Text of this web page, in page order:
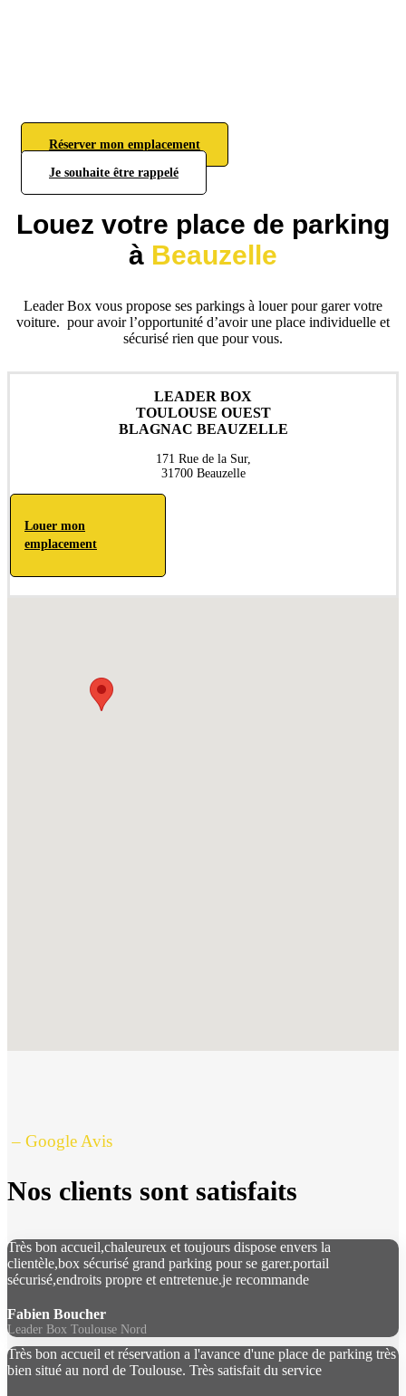
Réserver mon emplacement
Je souhaite être rappelé
Louez votre place de parking
à Beauzelle
Leader Box vous propose ses parkings à louer pour garer votre
voiture. pour avoir l’opportunité d’avoir une place individuelle et
sécurisé rien que pour vous.
LEADER BOX
TOULOUSE OUEST
BLAGNAC BEAUZELLE
171 Rue de la Sur,
31700 Beauzelle
Louer mon
emplacement
– Google Avis
Nos clients sont satisfaits
Très bon accueil,chaleureux et toujours dispose envers la
clientèle,box sécurisé grand parking pour se garer.portail
sécurisé,endroits propre et entretenue.je recommande
Fabien Boucher
Leader Box Toulouse Nord
Très bon accueil et réservation a l'avance d'une place de parking très
bien situé au nord de Toulouse. Très satisfait du service